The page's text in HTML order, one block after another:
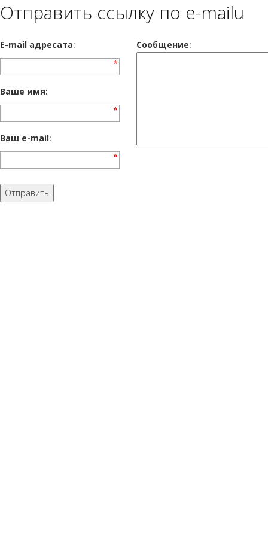
Отправить ссылку по e-mailu
E-mail адресата: Сообщение:
Ваше имя:
Ваш e-mail: